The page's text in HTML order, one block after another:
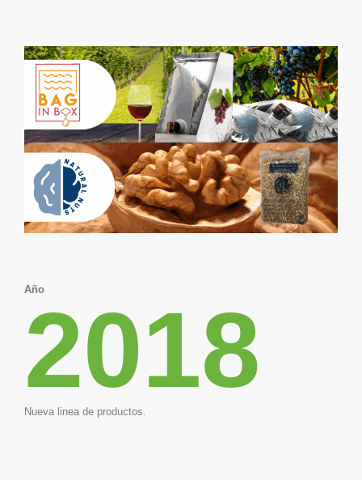
Año
2018
Nueva linea de productos.